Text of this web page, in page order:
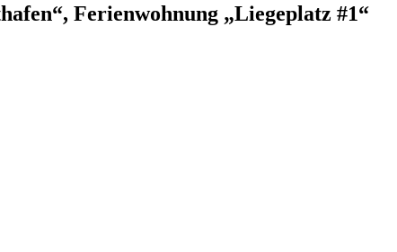
Ferienwohnung „Liegeplatz #1“